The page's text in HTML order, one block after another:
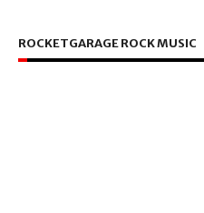
ROCKETGARAGE ROCK MUSIC